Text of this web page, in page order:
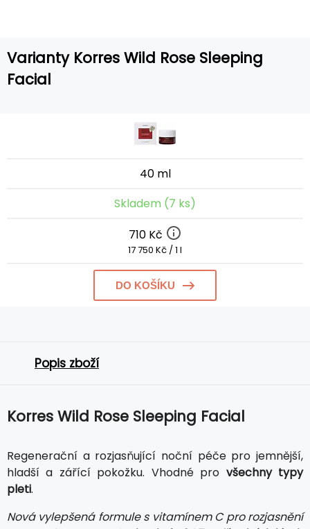
Varianty Korres Wild Rose Sleeping
Facial
40 ml
Skladem (7 ks)
710 Kč
17 750 Kč / 1 l
DO KOŠÍKU
Popis zboží
Korres Wild Rose Sleeping Facial
Regenerační a rozjasňující noční péče pro jemnější,
hladší a zářící pokožku. Vhodné pro všechny typy
pleti.
Nová vylepšená formule s vitamínem C pro rozjasnění